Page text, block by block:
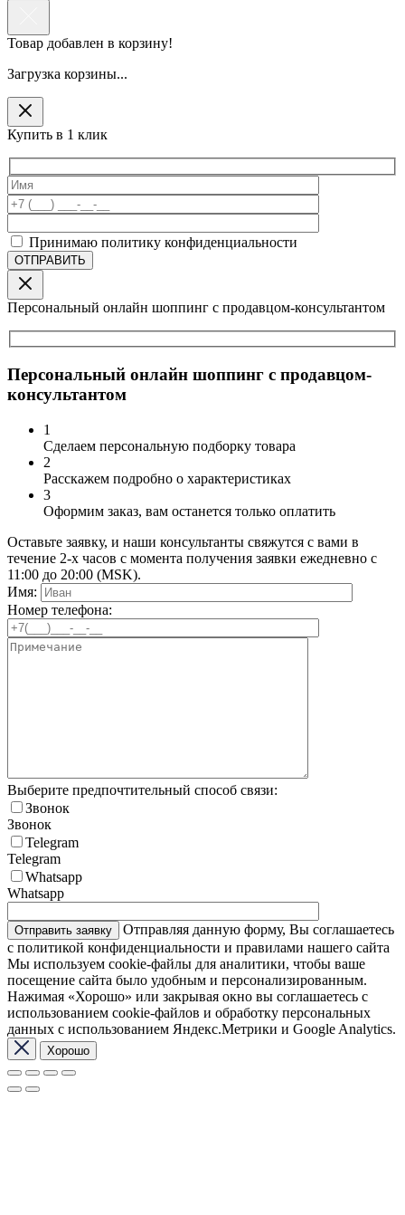
Товар добавлен в корзину!
Загрузка корзины...
Купить в 1 клик
Принимаю политику конфиденциальности
Персональный онлайн шоппинг с продавцом-консультантом
Персональный онлайн шоппинг с продавцом-
консультантом
1
Сделаем персональную подборку товара
2
Расскажем подробно о характеристиках
3
Оформим заказ, вам останется только оплатить
Оставьте заявку, и наши консультанты свяжутся с вами в
течение 2-х часов с момента получения заявки ежедневно с
11:00 до 20:00 (MSK).
Имя:
Номер телефона:
Выберите предпочтительный способ связи:
Звонок
Звонок
Telegram
Telegram
Whatsapp
Whatsapp
Отправляя данную форму, Вы соглашаетесь
с политикой конфиденциальности и правилами нашего сайта
Мы используем cookie-файлы для аналитики, чтобы ваше
посещение сайта было удобным и персонализированным.
Нажимая «Хорошо» или закрывая окно вы соглашаетесь с
использованием cookie-файлов и обработку персональных
данных с использованием Яндекс.Метрики и Google Analytics.
Хорошо